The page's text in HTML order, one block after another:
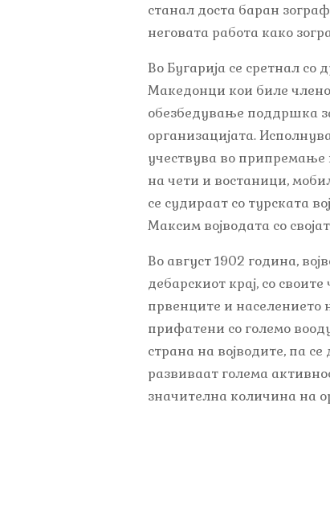
станал доста баран
неговата работа како
Во Бугарија се сретнал
Македонци кои биле
обезбедување поддршка
организацијата.
учествува во припремање
на чети и востаници,
се судираат со турската
Максим војводата со
Во август 1902 година,
дебарскиот крај, со
првенците и населението
прифатени со големо
страна на војводите, па
развиваат голема
значителна количина на